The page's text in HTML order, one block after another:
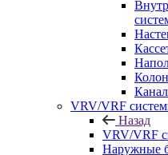
VRV/VRF
Назад
VRV/VRF
Наружные